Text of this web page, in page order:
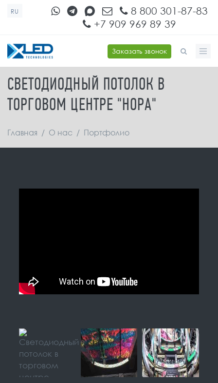
Перейти к основному содержанию
RU
8 800 301-87-83
+7 909 969 89 39
Заказать звонок
ФОРМА ПОИСКА
СВЕТОДИОДНЫЙ ПОТОЛОК В
ТОРГОВОМ ЦЕНТРЕ "НОРА"
Главная / О нас / Портфолио